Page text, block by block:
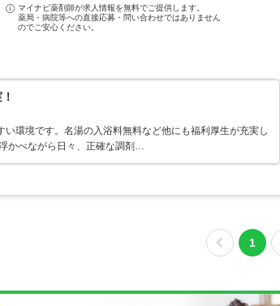
マイナビ薬剤師が求人情報を無料でご提供します。
薬局・病院等への直接応募・問い合わせではありません
のでご安心ください。
環境です。名湯の入浴料無料など他にも福利厚生が充実し
かべながら日々、正確な調剤…
1